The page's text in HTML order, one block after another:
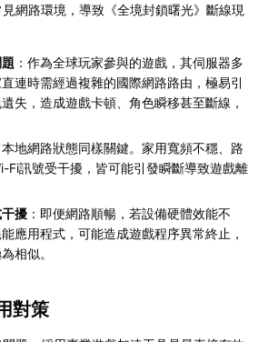
網路環境，導致《全境封鎖曙光》斷線現
：作為全球玩家參與的遊戲，其伺服器多
連時需經過複雜的國際網路路由，極易引
失，造成遊戲卡頓、角色瞬移甚至斷線，
本地網路狀態同樣關鍵。家用寬頻不穩、路
Fi訊號受干擾，皆可能引發瞬斷導致遊戲離
擾 ：即便網路順暢，若設備硬體效能不
應用程式，可能造成遊戲程序異常終止，
相似。
對策